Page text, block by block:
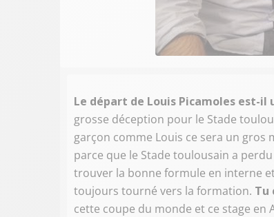
Le départ de Louis Picamoles est-
grosse déception pour le Stade
garçon comme Louis ce sera un gros
parce que le Stade toulousain a
trouver la bonne formule en interne
toujours tourné vers la formation. Tu
cette coupe du monde et ce stage en